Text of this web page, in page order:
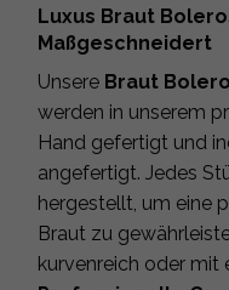
Luxus Braut
Maßgeschneidert
Unsere Braut
werden in unserem
Hand gefertigt und
angefertigt. Jedes
hergestellt, um eine
Braut zu
kurvenreich oder mit